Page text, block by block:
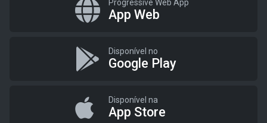
Progressive Web App
App Web
Disponível no
Google Play
Disponível na
App Store